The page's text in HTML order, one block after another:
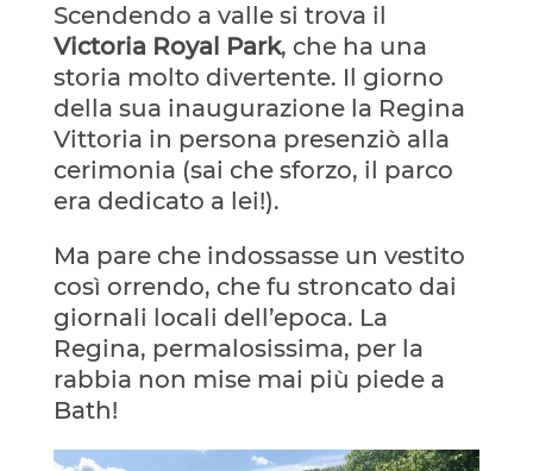
Scendendo a valle si trova il
Victoria Royal Park, che ha una
storia molto divertente. Il giorno
della sua inaugurazione la Regina
Vittoria in persona presenziò alla
cerimonia (sai che sforzo, il parco
era dedicato a lei!).
Ma pare che indossasse un vestito
così orrendo, che fu stroncato dai
giornali locali dell’epoca. La
Regina, permalosissima, per la
rabbia non mise mai più piede a
Bath!